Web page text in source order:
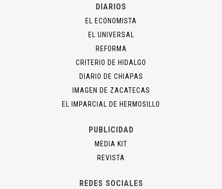
DIARIOS
EL ECONOMISTA
EL UNIVERSAL
REFORMA
CRITERIO DE HIDALGO
DIARIO DE CHIAPAS
IMAGEN DE ZACATECAS
EL IMPARCIAL DE HERMOSILLO
PUBLICIDAD
MEDIA KIT
REVISTA
REDES SOCIALES